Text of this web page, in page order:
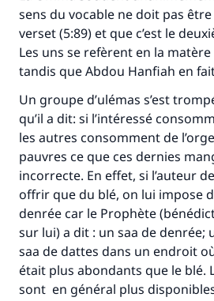
sens du vocable ne doit pas
verset (5:89) et que c’est le
Les uns se refèrent en la
tandis que Abdou Hanfiah en
Un groupe d’ulémas s’est
qu’il a dit: si l’intéressé
les autres consomment de
pauvres ce que ces dernies
incorrecte. En effet, si l’auteur
offrir que du blé, on lui impose
denrée car le Prophète
sur lui) a dit : un saa de denrée;
saa de dattes dans un endroit
était plus abondants que le blé.
sont en général plus disponibles